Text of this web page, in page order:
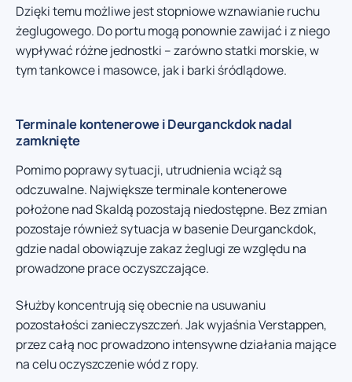
Dzięki temu możliwe jest stopniowe wznawianie ruchu
żeglugowego. Do portu mogą ponownie zawijać i z niego
wypływać różne jednostki – zarówno statki morskie, w
tym tankowce i masowce, jak i barki śródlądowe.
Terminale kontenerowe i Deurganckdok nadal
zamknięte
Pomimo poprawy sytuacji, utrudnienia wciąż są
odczuwalne. Największe terminale kontenerowe
położone nad Skaldą pozostają niedostępne. Bez zmian
pozostaje również sytuacja w basenie Deurganckdok,
gdzie nadal obowiązuje zakaz żeglugi ze względu na
prowadzone prace oczyszczające.
Służby koncentrują się obecnie na usuwaniu
pozostałości zanieczyszczeń. Jak wyjaśnia Verstappen,
przez całą noc prowadzono intensywne działania mające
na celu oczyszczenie wód z ropy.